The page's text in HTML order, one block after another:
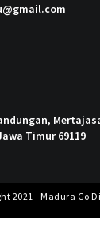
Timur 69119
2021 - Madura Go